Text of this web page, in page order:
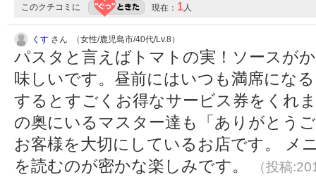
このクチコミに 現在： 1人
くす さん （女性/鹿児島市/40代/Lv.8）
パスタと言えばトマトの実！ソースが
味しいです。昼前にはいつも満席にな
するとすごくお得なサービス券をくれ
の奥にいるマスター達も「ありがとう
お客様を大切にしているお店です。 メ
を読むのが密かな楽しみです。
（投稿